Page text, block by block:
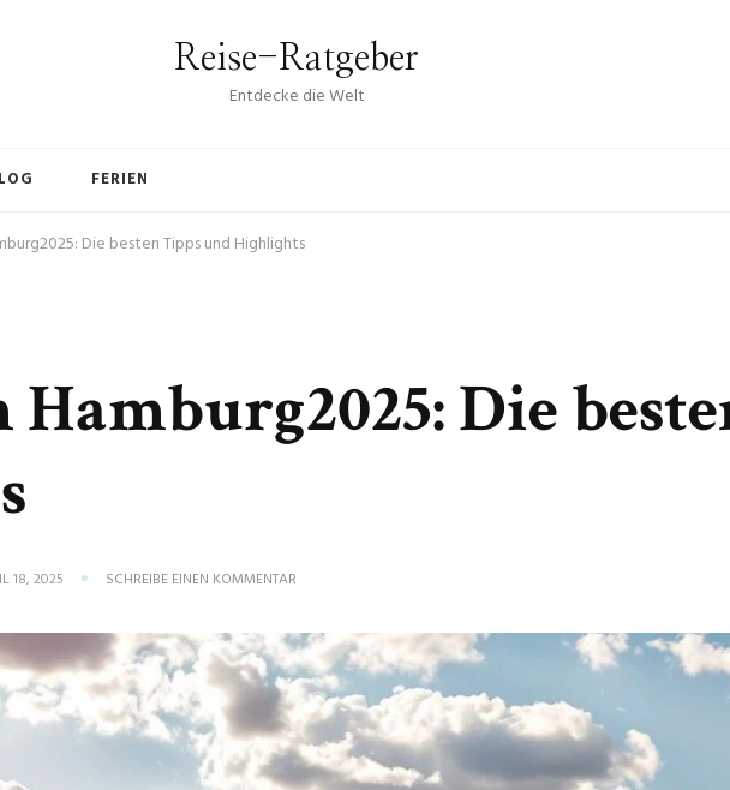
Reise-Ratgeber
Entdecke die Welt
FERIEN
Die besten Tipps und Highlights
Die
18, 2025 SCHREIBE EINEN KOMMENTAR
DIE
BESTEN
TIPPS
UND
HIGHLIGHTS